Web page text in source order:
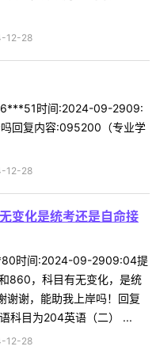
12-28
时间:2024-09-2909:
回复内容:095200（专业学
12-28
变化是统考还是自命接
时间:2024-09-2909:04提
860，科目有无变化，是统
谢谢，能助我上岸吗！回复
科目为204英语（二） ...
12-28